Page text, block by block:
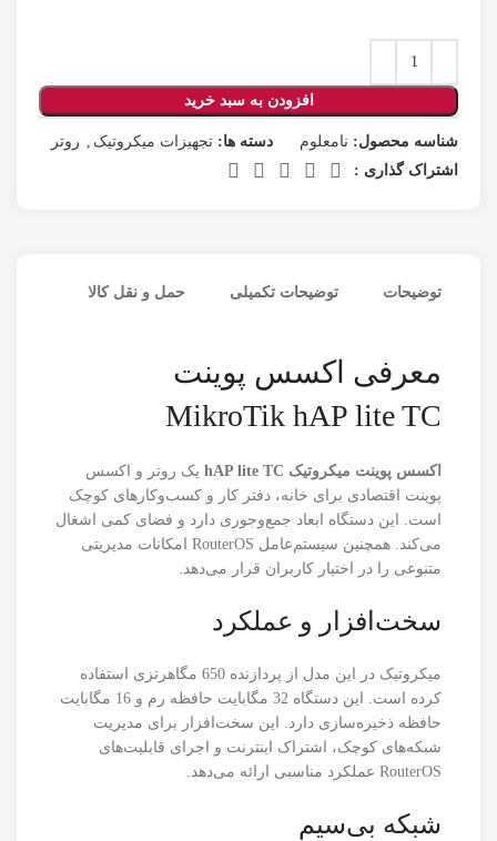
افزودن به سبد خرید
شناسه محصول: نامعلوم دسته ها: تجهیزات میکروتیک , روتر
اشتراک گذاری :
توضیحات توضیحات تکمیلی حمل و نقل کالا
معرفی اکسس پوینت
MikroTik hAP lite TC
اکسس پوینت میکروتیک hAP lite TC
یک روتر و اکسس
پوینت اقتصادی برای خانه، دفتر کار و کسب‌وکارهای کوچک
است. این دستگاه ابعاد جمع‌وجوری دارد و فضای کمی اشغال
می‌کند. همچنین سیستم‌عامل RouterOS امکانات مدیریتی
متنوعی را در اختیار کاربران قرار می‌دهد.
سخت‌افزار و عملکرد
میکروتیک در این مدل از پردازنده 650 مگاهرتزی استفاده
کرده است. این دستگاه 32 مگابایت حافظه رم و 16 مگابایت
حافظه ذخیره‌سازی دارد. این سخت‌افزار برای مدیریت
شبکه‌های کوچک، اشتراک اینترنت و اجرای قابلیت‌های
RouterOS عملکرد مناسبی ارائه می‌دهد.
شبکه بی‌سیم